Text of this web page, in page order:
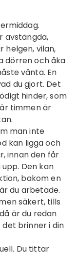
avstängda,
helgen, vilan,
dörren och åka
vänta. En
du gjort. Det
hinder, som
timmen är
man inte
kan ligga och
innan den får
Den kan
bakom en
du arbetade.
säkert, tills
är du redan
brinner i din
Du tittar